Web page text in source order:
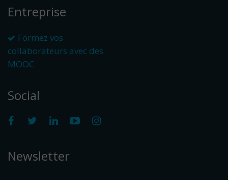
Entreprise
Formez vos
collaborateurs avec des
MOOC
Social
Newsletter